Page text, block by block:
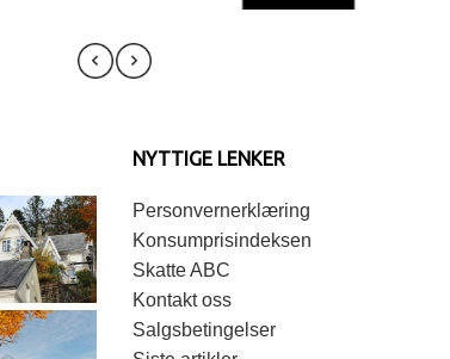
NYTTIGE LENKER
Personvernerklæring
Konsumprisindeksen
Skatte ABC
Kontakt oss
Salgsbetingelser